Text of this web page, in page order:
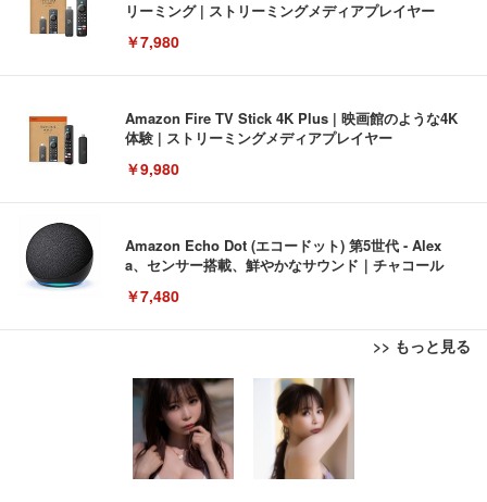
リーミング | ストリーミングメディアプレイヤー
￥7,980
Amazon Fire TV Stick 4K Plus | 映画館のような4K
体験 | ストリーミングメディアプレイヤー
￥9,980
Amazon Echo Dot (エコードット) 第5世代 - Alex
a、センサー搭載、鮮やかなサウンド｜チャコール
￥7,480
>> もっと見る
[EdoErgo] オフィスチェア 椅子 テレワーク 疲れな
い 跳ね上げ式アームレスト コンパクト 約105度ロッ
キング pc 事務椅子 360度回転 座面昇降 強化ナイロ
ン樹脂ベース 通気性メッシュ 在宅ワーク H-WY01
(黒網+黒枠+黒足)
￥5,699
EIZO ビジネス向けプレミアムモニター | FlexScan
EV3240X-WT | 31.5型4K UHD・USB Type-C・ホワ
イト
￥105,595
Amazonベーシック ペットシーツ 薄型 レギュラー 1
回使い捨て 無香料 ホワイト 300枚
￥3,373